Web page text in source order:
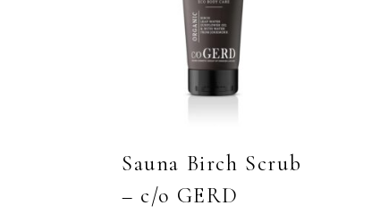
Sauna Birch Scrub
– c/o GERD